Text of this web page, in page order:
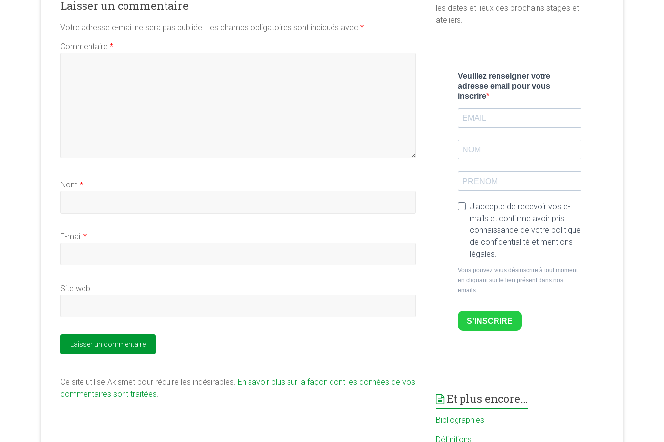
Laisser un commentaire
Votre adresse e-mail ne sera pas publiée. Les champs obligatoires sont indiqués avec *
Commentaire *
Nom *
E-mail *
Site web
Ce site utilise Akismet pour réduire les indésirables. En savoir plus sur la façon dont les données de vos
commentaires sont traitées.
les dates et lieux des prochains stages et
ateliers.
Veuillez renseigner votre
adresse email pour vous
inscrire
J'accepte de recevoir vos e-
mails et confirme avoir pris
connaissance de votre politique
de confidentialité et mentions
légales.
Vous pouvez vous désinscrire à tout moment
en cliquant sur le lien présent dans nos
emails.
S'INSCRIRE
Et plus encore…
Bibliographies
Définitions